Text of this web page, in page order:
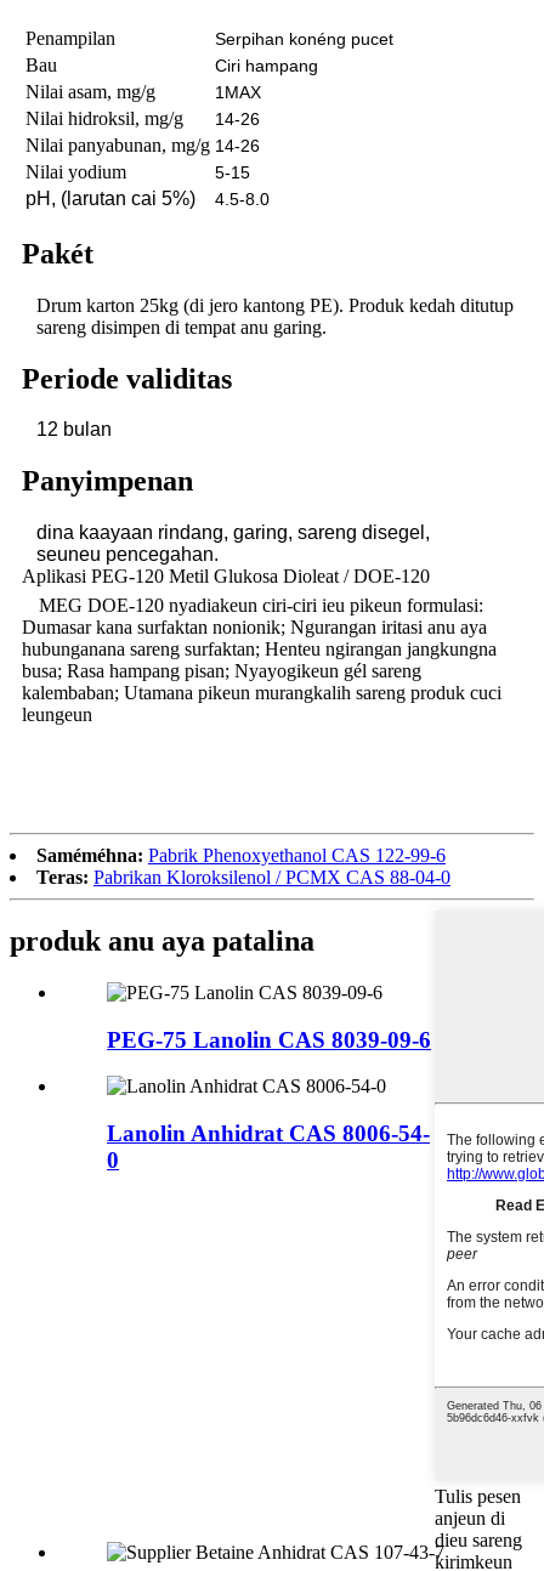
Penampilan Serpihan konéng pucet
Bau Ciri hampang
Nilai asam, mg/g 1MAX
Nilai hidroksil, mg/g 14-26
Nilai panyabunan, mg/g 14-26
Nilai yodium 5-15
pH, (larutan cai 5%) 4.5-8.0
Pakét
Drum karton 25kg (di jero kantong PE). Produk kedah ditutup
sareng disimpen di tempat anu garing.
Periode validitas
12 bulan
Panyimpenan
dina kaayaan rindang, garing, sareng disegel,
seuneu pencegahan.
Aplikasi PEG-120 Metil Glukosa Dioleat / DOE-120
MEG DOE-120 nyadiakeun ciri-ciri ieu pikeun formulasi:
Dumasar kana surfaktan nonionik; Ngurangan iritasi anu aya
hubunganana sareng surfaktan; Henteu ngirangan jangkungna
busa; Rasa hampang pisan; Nyayogikeun gél sareng
kalembaban; Utamana pikeun murangkalih sareng produk cuci
leungeun
Saméméhna: Pabrik Phenoxyethanol CAS 122-99-6
Teras: Pabrikan Kloroksilenol / PCMX CAS 88-04-0
Tulis pesen
anjeun di
dieu sareng
kirimkeun
produk anu aya patalina
PEG-75 Lanolin CAS 8039-09-6
Lanolin Anhidrat CAS 8006-54-
0